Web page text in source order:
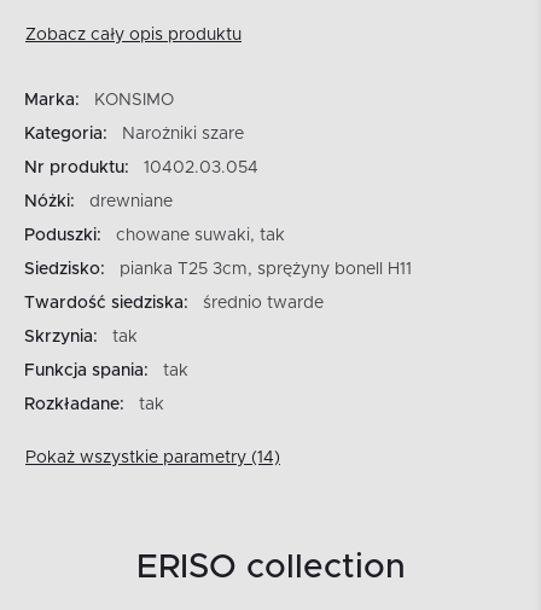
Zobacz cały opis produktu
Marka:
KONSIMO
Kategoria:
Narożniki szare
Nr produktu:
10402.03.054
Nóżki:
drewniane
Poduszki:
chowane suwaki, tak
Siedzisko:
pianka T25 3cm, sprężyny bonell H11
Twardość siedziska:
średnio twarde
Skrzynia:
tak
Funkcja spania:
tak
Rozkładane:
tak
Pokaż wszystkie parametry (14)
ERISO collection